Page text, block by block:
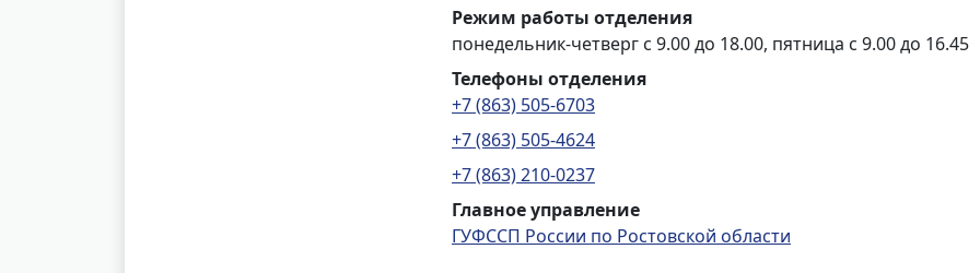
Режим работы отделения
понедельник-четверг с 9.00 до 18.00, пятница с 9.00 до 16.45
Телефоны отделения
+7 (863) 505-6703
+7 (863) 505-4624
+7 (863) 210-0237
Главное управление
ГУФССП России по Ростовской области